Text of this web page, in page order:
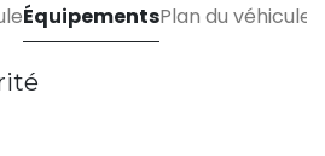
ÉquipementsPlan du véhicule